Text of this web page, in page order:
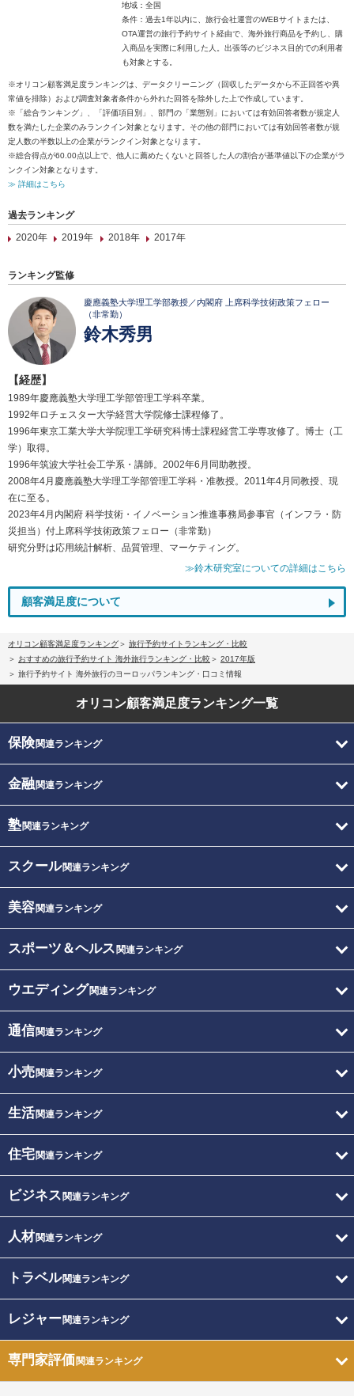
地域：全国
条件：過去1年以内に、旅行会社運営のWEBサイトまたは、
OTA運営の旅行予約サイト経由で、海外旅行商品を予約し、購
入商品を実際に利用した人。出張等のビジネス目的での利用者
も対象とする。
※オリコン顧客満足度ランキングは、データクリーニング（回収したデータから不正回答や異
常値を排除）および調査対象者条件から外れた回答を除外した上で作成しています。
※「総合ランキング」、「評価項目別」、部門の「業態別」においては有効回答者数が規定人
数を満たした企業のみランクイン対象となります。その他の部門においては有効回答者数が規
定人数の半数以上の企業がランクイン対象となります。
※総合得点が60.00点以上で、他人に薦めたくないと回答した人の割合が基準値以下の企業がラ
ンクイン対象となります。
≫ 詳細はこちら
過去ランキング
2020年
2019年 2018年 2017年
ランキング監修
慶應義塾大学理工学部教授／内閣府 上席科学技術政策フェロー
（非常勤）
鈴木秀男
【経歴】
1989年慶應義塾大学理工学部管理工学科卒業。
1992年ロチェスター大学経営大学院修士課程修了。
1996年東京工業大学大学院理工学研究科博士課程経営工学専攻修了。博士（工
学）取得。
1996年筑波大学社会工学系・講師。2002年6月同助教授。
2008年4月慶應義塾大学理工学部管理工学科・准教授。2011年4月同教授、現
在に至る。
2023年4月内閣府 科学技術・イノベーション推進事務局参事官（インフラ・防
災担当）付上席科学技術政策フェロー（非常勤）
研究分野は応用統計解析、品質管理、マーケティング。
≫鈴木研究室についての詳細はこちら
顧客満足度について
オリコン顧客満足度ランキング
旅行予約サイトランキング・比較
おすすめの旅行予約サイト 海外旅行ランキング・比較
2017年版
旅行予約サイト 海外旅行のヨーロッパランキング・口コミ情報
オリコン顧客満足度ランキング一覧
保険関連ランキング
金融関連ランキング
塾関連ランキング
スクール関連ランキング
美容関連ランキング
スポーツ＆ヘルス 関連ランキング
ウエディング関連ランキング
通信関連ランキング
小売関連ランキング
生活関連ランキング
住宅関連ランキング
ビジネス 関連ランキング
人材関連ランキング
トラベル関連ランキング
レジャー関連ランキング
専門家評価関連ランキング